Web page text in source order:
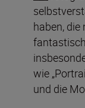
haben, die
wie
und die